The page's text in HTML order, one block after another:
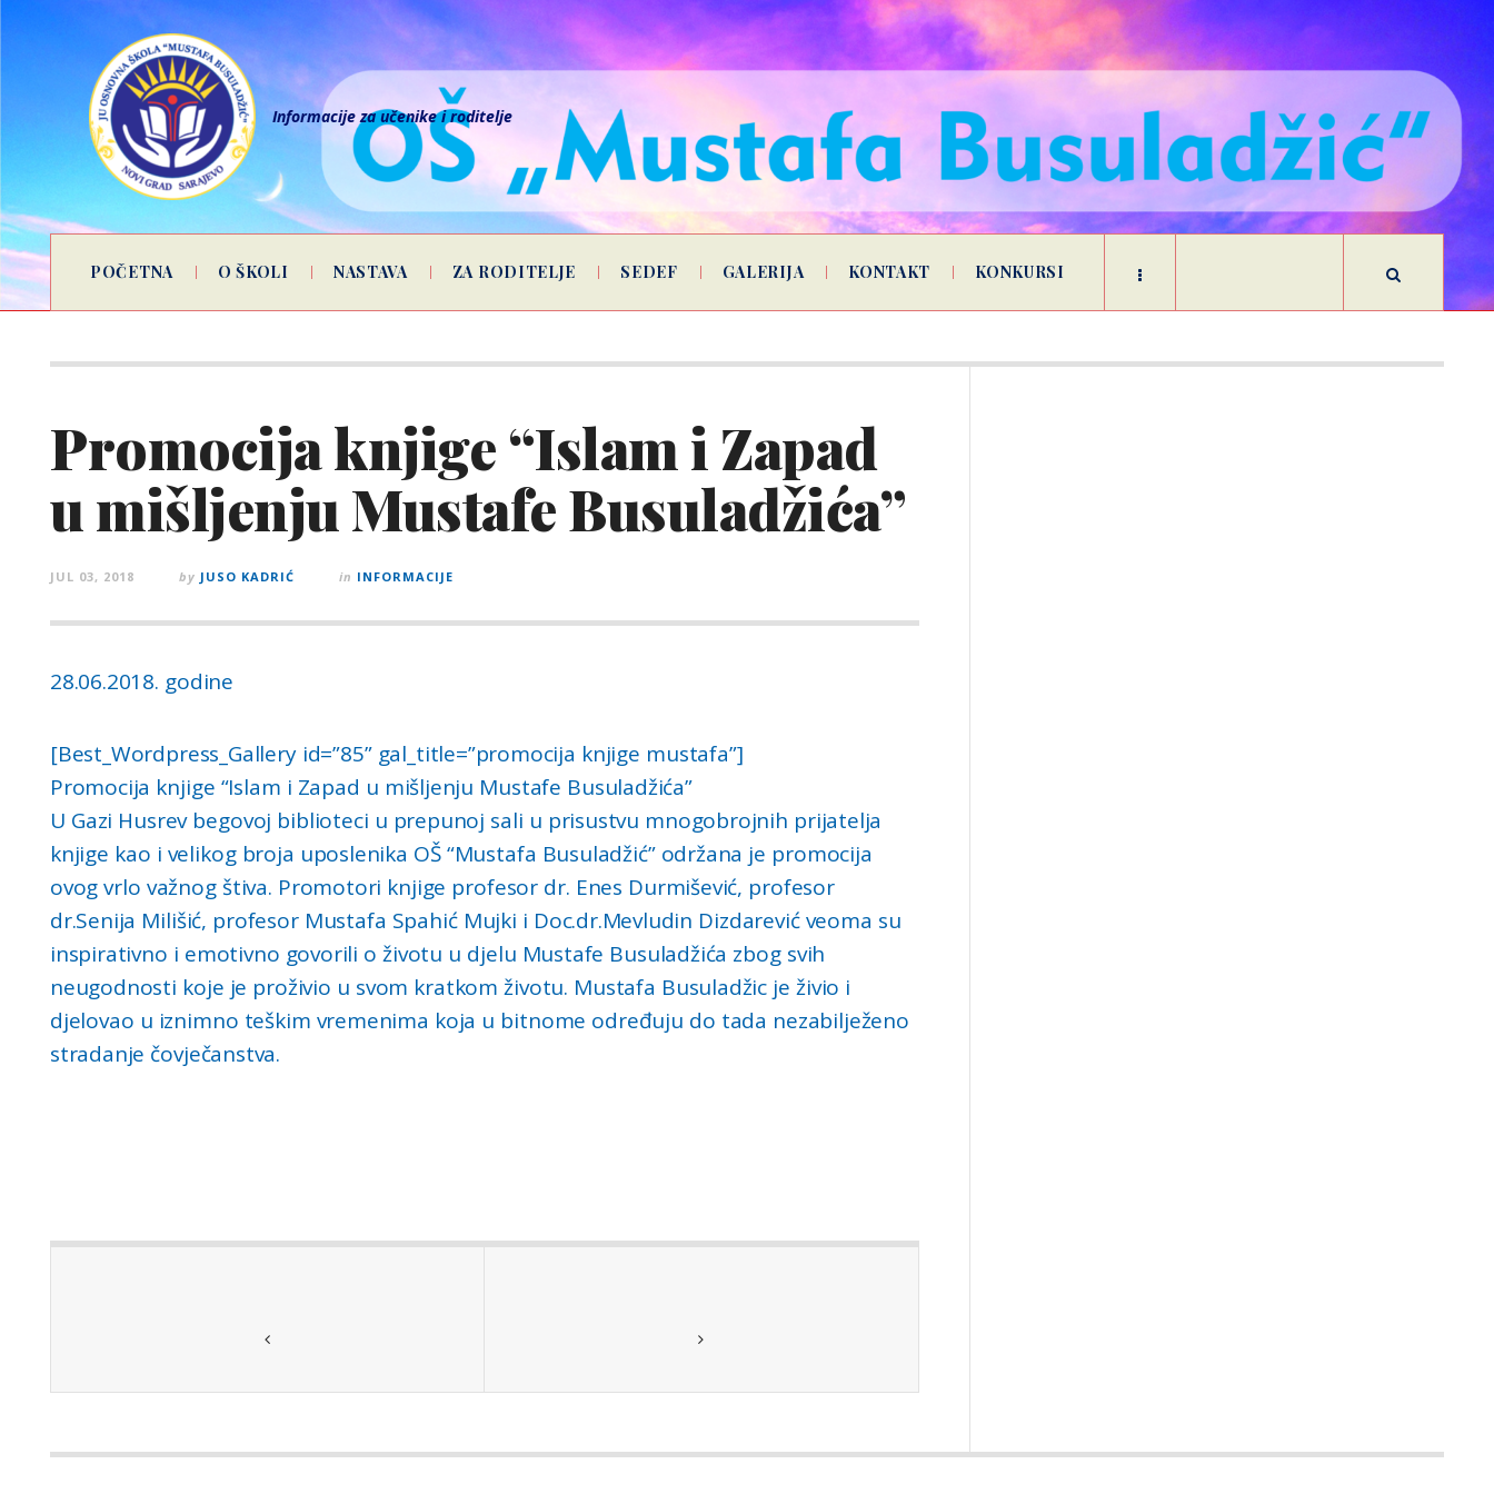
Informacije za učenike i roditelje
POČETNA O ŠKOLI NASTAVA ZA RODITELJE SEDEF GALERIJA KONTAKT KONKURSI
Promocija knjige “Islam i Zapad
u mišljenju Mustafe Busuladžića”
JUL 03, 2018 by JUSO KADRIĆ in INFORMACIJE
28.06.2018. godine
[Best_Wordpress_Gallery id=”85” gal_title=”promocija knjige mustafa”]
Promocija knjige “Islam i Zapad u mišljenju Mustafe Busuladžića”
U Gazi Husrev begovoj biblioteci u prepunoj sali u prisustvu mnogobrojnih prijatelja
knjige kao i velikog broja uposlenika OŠ “Mustafa Busuladžić” održana je promocija
ovog vrlo važnog štiva. Promotori knjige profesor dr. Enes Durmišević, profesor
dr.Senija Milišić, profesor Mustafa Spahić Mujki i Doc.dr.Mevludin Dizdarević veoma su
inspirativno i emotivno govorili o životu u djelu Mustafe Busuladžića zbog svih
neugodnosti koje je proživio u svom kratkom životu. Mustafa Busuladžic je živio i
djelovao u iznimno teškim vremenima koja u bitnome određuju do tada nezabilježeno
stradanje čovječanstva.